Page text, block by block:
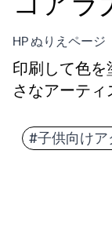
HP ぬりえページ
印刷して色
さなアーティ
準備不要で
#子供向けア